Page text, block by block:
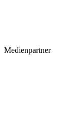
Medienpartner